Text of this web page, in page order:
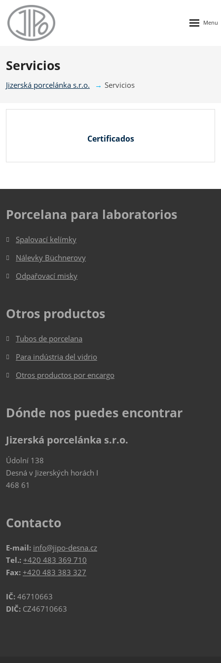
Servicios
Jizerská porcelánka s.r.o. Servicios
Certificados
Porcelana para laboratorios
Spalovací kelímky
Nálevky Büchnerovy
Odpařovací misky
Otros productos
Tubos de porcelana
Para indústria del vidrio
Otros productos por encargo
Dónde nos puedes encontrar
Jizerská porcelánka s.r.o.
Údolní 138
Desná v Jizerských horách I
468 61
Contacto
E-mail: info@jipo-desna.cz
Tel.: +420 483 369 710
Fax: +420 483 383 327
IČ: 46710663
DIČ: CZ46710663